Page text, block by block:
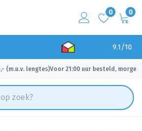
0 0
9.1/10
(m.u.v. lengtes)
✓ Voor 21:00 uur besteld, morgen